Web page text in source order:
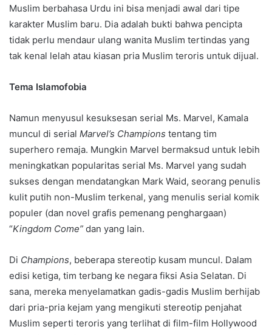
Muslim berbahasa Urdu ini bisa menjadi awal dari tipe
karakter Muslim baru. Dia adalah bukti bahwa pencipta
tidak perlu mendaur ulang wanita Muslim tertindas yang
tak kenal lelah atau kiasan pria Muslim teroris untuk dijual.
Tema Islamofobia
Namun menyusul kesuksesan serial Ms. Marvel, Kamala
muncul di serial Marvel’s Champions tentang tim
superhero remaja. Mungkin Marvel bermaksud untuk lebih
meningkatkan popularitas serial Ms. Marvel yang sudah
sukses dengan mendatangkan Mark Waid, seorang penulis
kulit putih non-Muslim terkenal, yang menulis serial komik
populer (dan novel grafis pemenang penghargaan)
“Kingdom Come” dan yang lain.
Di Champions, beberapa stereotip kusam muncul. Dalam
edisi ketiga, tim terbang ke negara fiksi Asia Selatan. Di
sana, mereka menyelamatkan gadis-gadis Muslim berhijab
dari pria-pria kejam yang mengikuti stereotip penjahat
Muslim seperti teroris yang terlihat di film-film Hollywood